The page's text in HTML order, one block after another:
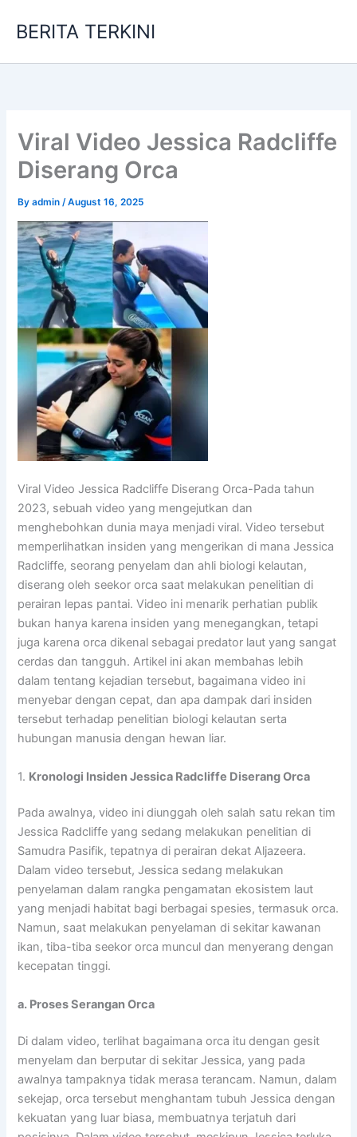
BERITA TERKINI
Viral Video Jessica Radcliffe
Diserang Orca
Byadmin/August 16, 2025
Viral Video Jessica Radcliffe Diserang Orca-Pada tahun
2023, sebuah video yang mengejutkan dan
menghebohkan dunia maya menjadi viral. Video tersebut
memperlihatkan insiden yang mengerikan di mana Jessica
Radcliffe, seorang penyelam dan ahli biologi kelautan,
diserang oleh seekor orca saat melakukan penelitian di
perairan lepas pantai. Video ini menarik perhatian publik
bukan hanya karena insiden yang menegangkan, tetapi
juga karena orca dikenal sebagai predator laut yang sangat
cerdas dan tangguh. Artikel ini akan membahas lebih
dalam tentang kejadian tersebut, bagaimana video ini
menyebar dengan cepat, dan apa dampak dari insiden
tersebut terhadap penelitian biologi kelautan serta
hubungan manusia dengan hewan liar.
1. Kronologi Insiden Jessica Radcliffe Diserang Orca
Pada awalnya, video ini diunggah oleh salah satu rekan tim
Jessica Radcliffe yang sedang melakukan penelitian di
Samudra Pasifik, tepatnya di perairan dekat Aljazeera.
Dalam video tersebut, Jessica sedang melakukan
penyelaman dalam rangka pengamatan ekosistem laut
yang menjadi habitat bagi berbagai spesies, termasuk orca.
Namun, saat melakukan penyelaman di sekitar kawanan
ikan, tiba-tiba seekor orca muncul dan menyerang dengan
kecepatan tinggi.
a. Proses Serangan Orca
Di dalam video, terlihat bagaimana orca itu dengan gesit
menyelam dan berputar di sekitar Jessica, yang pada
awalnya tampaknya tidak merasa terancam. Namun, dalam
sekejap, orca tersebut menghantam tubuh Jessica dengan
kekuatan yang luar biasa, membuatnya terjatuh dari